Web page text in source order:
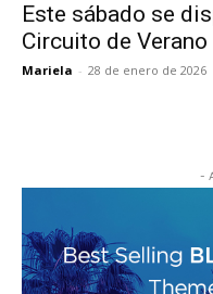
Este sábado se
Circuito de
Mariela - 28 de enero de 2026
-